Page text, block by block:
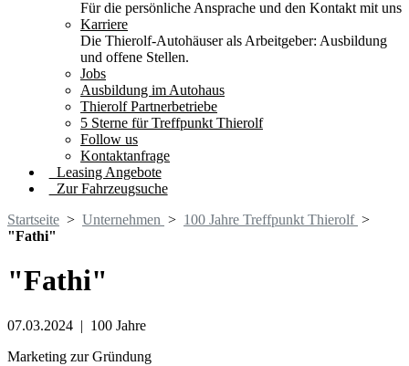
Für die persönliche Ansprache und den Kontakt mit uns
Karriere
Die Thierolf-Autohäuser als Arbeitgeber: Ausbildung
und offene Stellen.
Jobs
Ausbildung im Autohaus
Thierolf Partnerbetriebe
5 Sterne für Treffpunkt Thierolf
Follow us
Kontaktanfrage
Leasing Angebote
Zur Fahrzeugsuche
Startseite > Unternehmen > 100 Jahre Treffpunkt Thierolf >
"Fathi"
"Fathi"
07.03.2024 | 100 Jahre
Marketing zur Gründung